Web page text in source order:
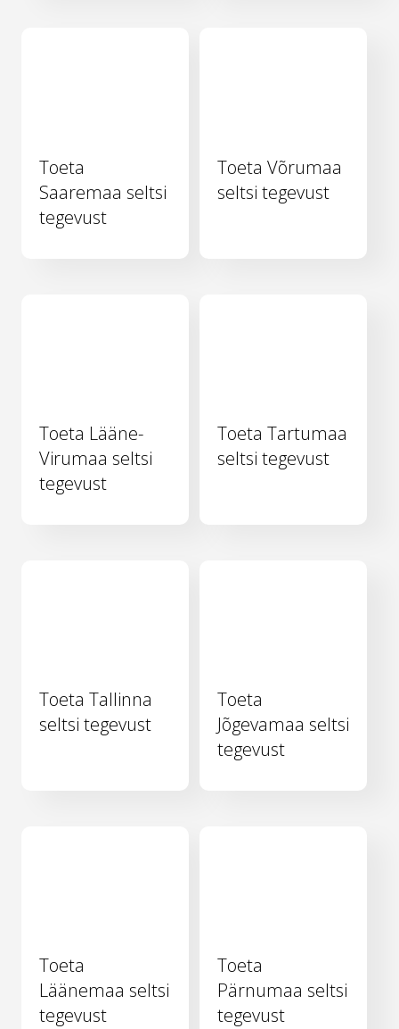
Toeta
Saaremaa seltsi
tegevust
Toeta Võrumaa
seltsi tegevust
Toeta Lääne-
Virumaa seltsi
tegevust
Toeta Tartumaa
seltsi tegevust
Toeta Tallinna
seltsi tegevust
Toeta
Jõgevamaa seltsi
tegevust
Toeta
Läänemaa seltsi
tegevust
Toeta
Pärnumaa seltsi
tegevust